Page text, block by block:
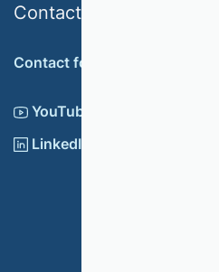
Contact
Contact form
YouTube
LinkedIn